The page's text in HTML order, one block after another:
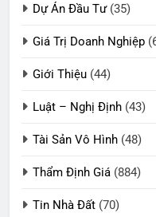
Dự Án Đầu Tư(35)
Giá Trị Doanh Nghiệp
Giới Thiệu (44)
Luật – Nghị Định (43)
Tài Sản Vô Hình (48)
Thẩm Định Giá (884)
Tin Nhà Đất (70)